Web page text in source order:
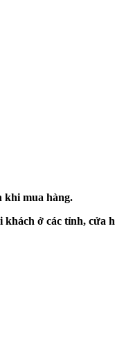
khi mua hàng.
ở các tỉnh, cửa